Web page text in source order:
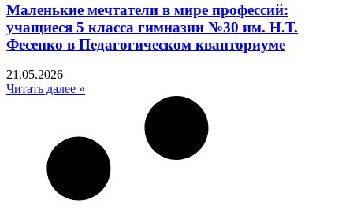
Маленькие мечтатели в мире профессий:
учащиеся 5 класса гимназии №30 им. Н.Т.
Фесенко в Педагогическом кванториуме
21.05.2026
Читать далее »